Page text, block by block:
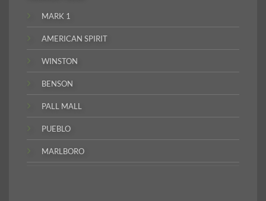
MARK 1
AMERICAN SPIRIT
WINSTON
BENSON
PALL MALL
PUEBLO
MARLBORO